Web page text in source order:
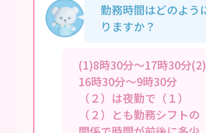
勤務時間はどのよう
りますか？
(1)8時30分～17時30分(2)
16時30分～9時30分
（２）は夜勤で（１）
（２）とも勤務シフトの